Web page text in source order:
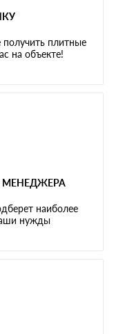
плитные
на объекте!
МЕНЕДЖЕРА
наиболее
нужды